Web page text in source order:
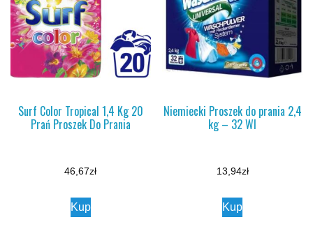
Surf Color Tropical 1,4 Kg 20
Prań Proszek Do Prania
46,67zł
Kup
Niemiecki Proszek do prania 2,4
kg – 32 Wl
13,94zł
Kup